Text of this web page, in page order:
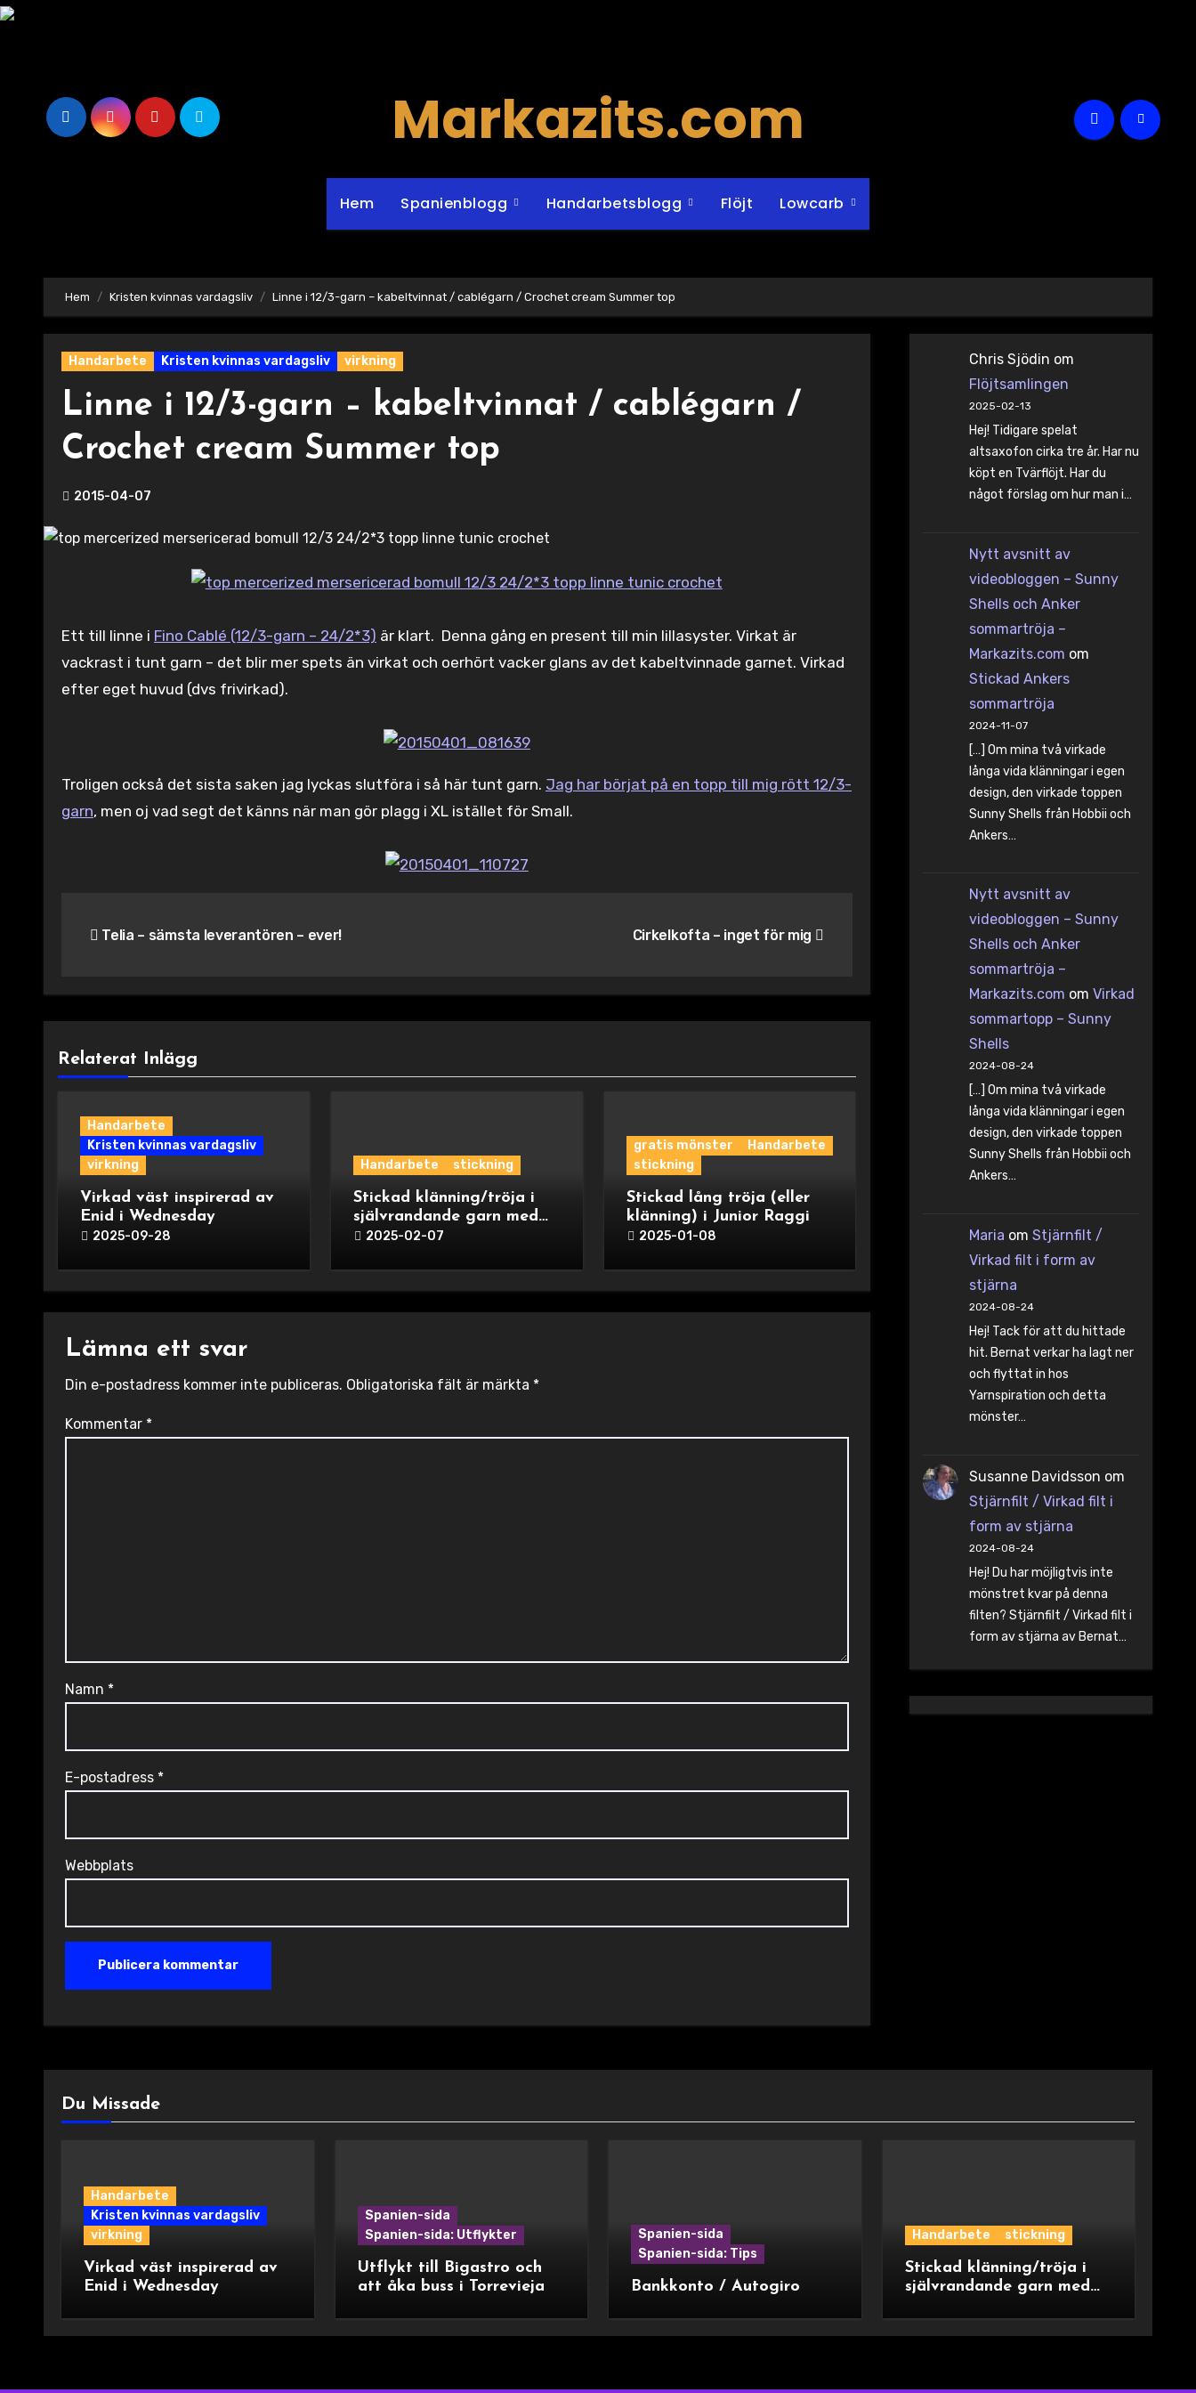
Hoppa
Markazits.com
Hem Spanienblogg Handarbetsblogg Flöjt Lowcarb
Hem Kristen kvinnas vardagsliv Linne i 12/3-garn – kabeltvinnat / cablégarn / Crochet cream Summer top
Handarbete Kristen kvinnas vardagsliv virkning
Linne i 12/3-garn – kabeltvinnat / cablégarn /
Crochet cream Summer top
2015-04-07
Ett till linne i Fino Cablé (12/3-garn – 24/2*3) är klart. Denna gång en present till min lillasyster. Virkat är
vackrast i tunt garn – det blir mer spets än virkat och oerhört vacker glans av det kabeltvinnade garnet. Virkad
efter eget huvud (dvs frivirkad).
Troligen också det sista saken jag lyckas slutföra i så här tunt garn. Jag har börjat på en topp till mig rött 12/3-
garn, men oj vad segt det känns när man gör plagg i XL istället för Small.
Telia – sämsta leverantören – ever! Cirkelkofta – inget för mig
Relaterat Inlägg
Handarbete
Kristen kvinnas vardagsliv
virkning
Virkad väst inspirerad av
Enid i Wednesday
2025-09-28
Handarbete stickning
Stickad klänning/tröja i
självrandande garn med
ok2025-02-07
gratis mönster
Handarbete
stickning
Stickad lång tröja (eller
klänning) i Junior Raggi
2025-01-08
Lämna ett svar
Din e-postadress kommer inte publiceras. Obligatoriska fält är märkta *
Kommentar *
Namn *
E-postadress *
Webbplats
Chris Sjödin om
Flöjtsamlingen
2025-02-13
Hej! Tidigare spelat
altsaxofon cirka tre år. Har nu
köpt en Tvärflöjt. Har du
något förslag om hur man i…
Nytt avsnitt av
videobloggen – Sunny
Shells och Anker
sommartröja –
Markazits.com om
Stickad Ankers
sommartröja
2024-11-07
[…] Om mina två virkade
långa vida klänningar i egen
design, den virkade toppen
Sunny Shells från Hobbii och
Ankers…
Nytt avsnitt av
videobloggen – Sunny
Shells och Anker
sommartröja –
Markazits.com om Virkad
sommartopp – Sunny
Shells
2024-08-24
[…] Om mina två virkade
långa vida klänningar i egen
design, den virkade toppen
Sunny Shells från Hobbii och
Ankers…
Maria om Stjärnfilt /
Virkad filt i form av
stjärna
2024-08-24
Hej! Tack för att du hittade
hit. Bernat verkar ha lagt ner
och flyttat in hos
Yarnspiration och detta
mönster…
Susanne Davidsson om
Stjärnfilt / Virkad filt i
form av stjärna
2024-08-24
Hej! Du har möjligtvis inte
mönstret kvar på denna
filten? Stjärnfilt / Virkad filt i
form av stjärna av Bernat…
Du Missade
Handarbete
Kristen kvinnas vardagsliv
virkning
Virkad väst inspirerad av
Enid i Wednesday
Spanien-sida
Spanien-sida: Utflykter
Utflykt till Bigastro och
att åka buss i Torrevieja
Spanien-sida
Spanien-sida: Tips
Bankkonto / Autogiro
Handarbete stickning
Stickad klänning/tröja i
självrandande garn med